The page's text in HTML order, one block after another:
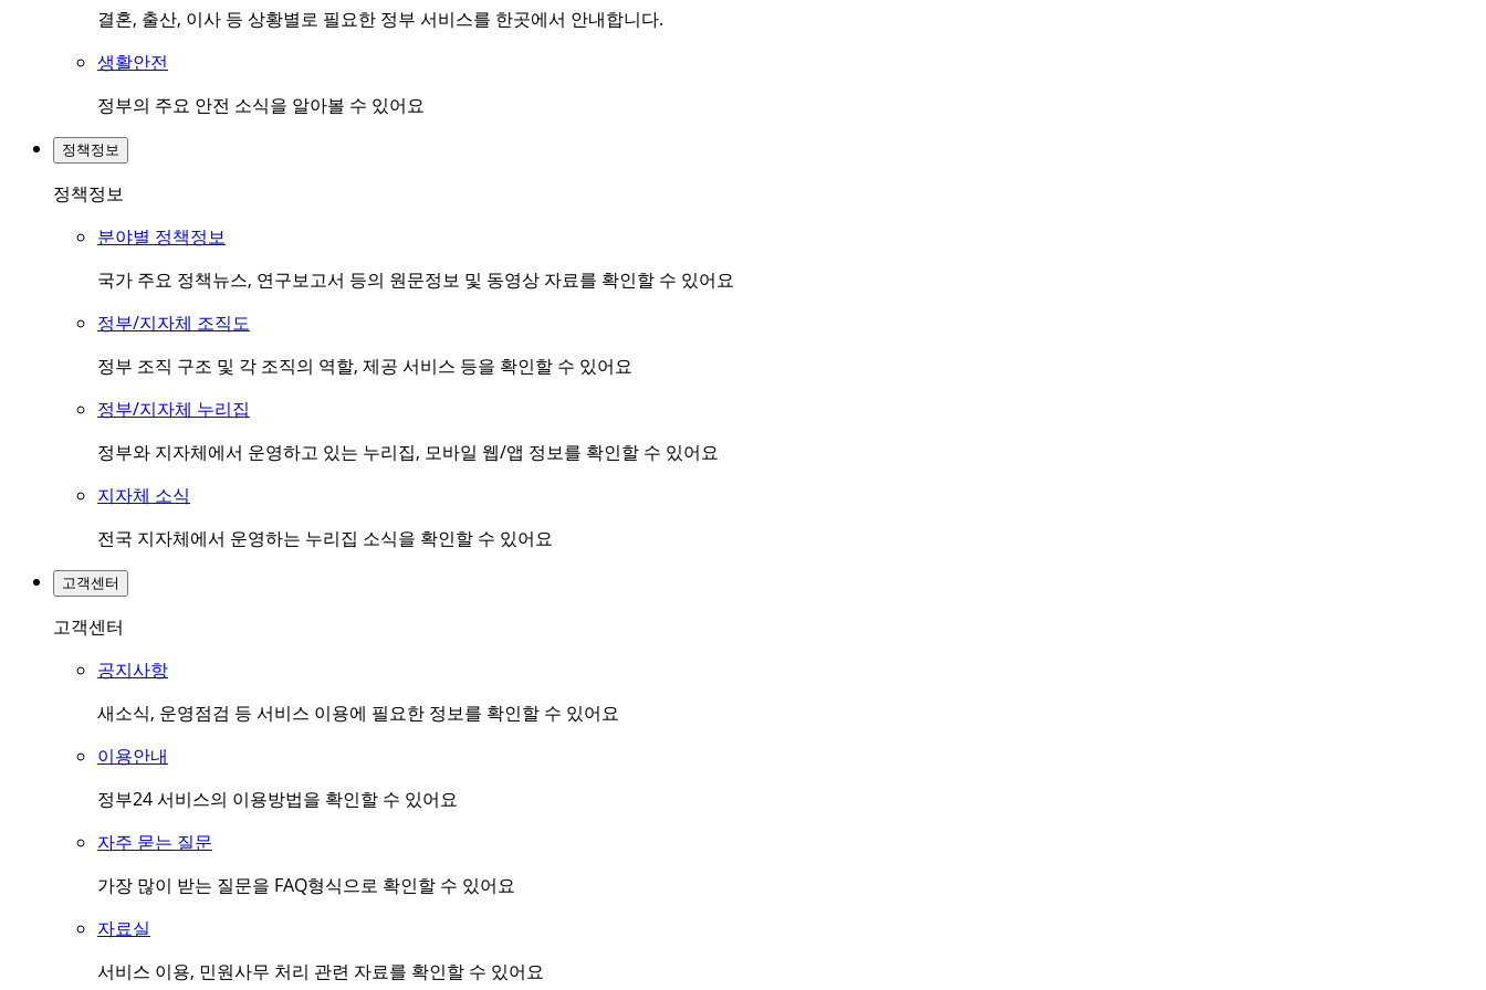
결혼, 출산, 이사 등 상황별로 필요한 정부 서비스를 한곳에서 안내합니다.
생활안전
정부의 주요 안전 소식을 알아볼 수 있어요
정책정보
정책정보
분야별 정책정보
국가 주요 정책뉴스, 연구보고서 등의 원문정보 및 동영상 자료를 확인할 수 있어요
정부/지자체 조직도
정부 조직 구조 및 각 조직의 역할, 제공 서비스 등을 확인할 수 있어요
정부/지자체 누리집
정부와 지자체에서 운영하고 있는 누리집, 모바일 웹/앱 정보를 확인할 수 있어요
지자체 소식
전국 지자체에서 운영하는 누리집 소식을 확인할 수 있어요
고객센터
고객센터
공지사항
새소식, 운영점검 등 서비스 이용에 필요한 정보를 확인할 수 있어요
이용안내
정부24 서비스의 이용방법을 확인할 수 있어요
자주 묻는 질문
가장 많이 받는 질문을 FAQ형식으로 확인할 수 있어요
자료실
서비스 이용, 민원사무 처리 관련 자료를 확인할 수 있어요